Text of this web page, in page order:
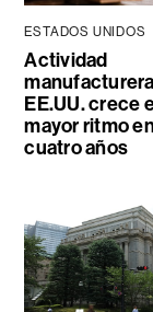
ESTADOS UNIDOS
Actividad
EE.UU. crece
mayor ritmo
cuatro años